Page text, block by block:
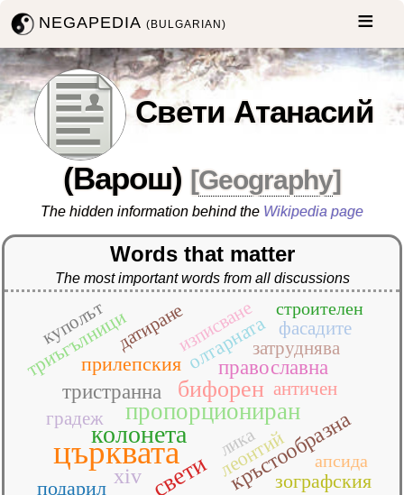
NEGAPEDIA(BULGARIAN)
Свети Атанасий
(Варош) [Geography]
The hidden information behind the Wikipedia page
Words that matter
The most important words from all discussions
църквата
колонета
пропорциониран
свети
бифорен
xiv кръстообразна
православна
тристранна
зографския
леонтий
олтарната
подарил
прилепския
триъгълници
античен
градеж
датиране затруднява
изписване
куполът
лика
фасадите
апсида
строителен